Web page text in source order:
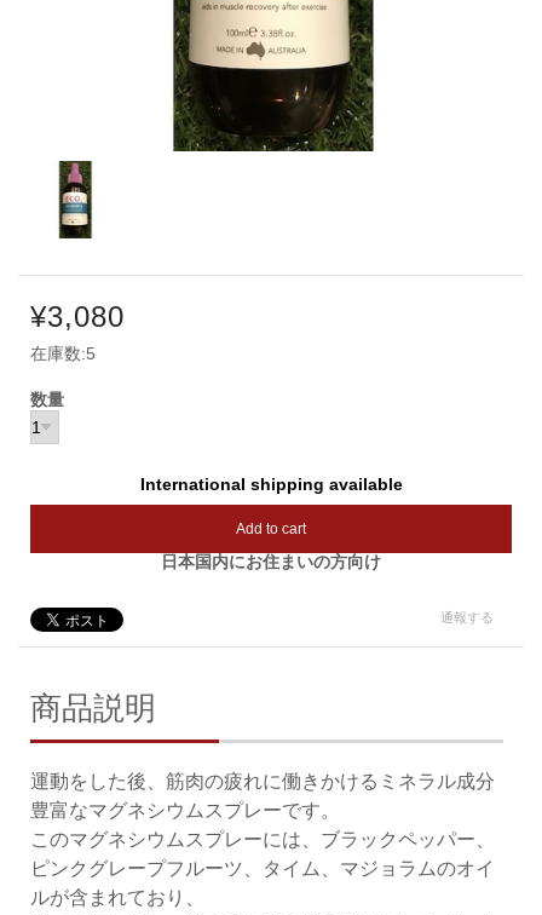
¥3,080
在庫数:5
数量
International shipping available
Add to cart
日本国内にお住まいの方向け
通報する
商品説明
運動をした後、筋肉の疲れに働きかけるミネラル成分
豊富なマグネシウムスプレーです。
このマグネシウムスプレーには、ブラックペッパー、
ピンクグレープフルーツ、タイム、マジョラムのオイ
ルが含まれており、